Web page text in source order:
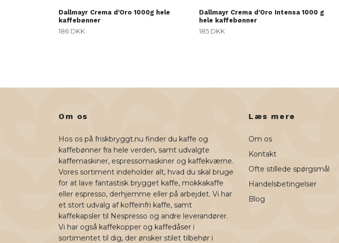
Dallmayr Crema d'Oro 1000g hele
kaffebønner
186 DKK
Dallmayr Crema d'Oro Intensa 1000 g
hele kaffebønner
185 DKK
Om os
Hos os på friskbryggt.nu finder du kaffe og
kaffebønner fra hele verden, samt udvalgte
kaffemaskiner, espressomaskiner og kaffekværne.
Vores sortiment indeholder alt, hvad du skal bruge
for at lave fantastisk brygget kaffe, mokkakaffe
eller espresso, derhjemme eller på arbejdet. Vi har
et stort udvalg af koffeinfri kaffe, samt
kaffekapsler til Nespresso og andre leverandører.
Vi har også kaffekopper og kaffedåser i
sortimentet til dig, der ønsker stilet tilbehør i
Læs mere
Om os
Kontakt
Ofte stillede spørgsmål
Handelsbetingelser
Blog